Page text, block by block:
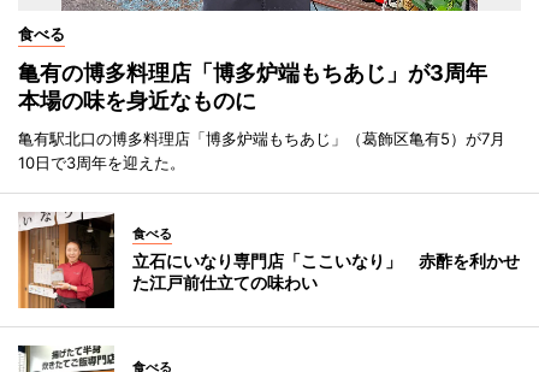
食べる
亀有の博多料理店「博多炉端もちあじ」が3周年
本場の味を身近なものに
亀有駅北口の博多料理店「博多炉端もちあじ」（葛飾区亀有5）が7月
10日で3周年を迎えた。
食べる
立石にいなり専門店「ここいなり」 赤酢を利かせ
た江戸前仕立ての味わい
食べる